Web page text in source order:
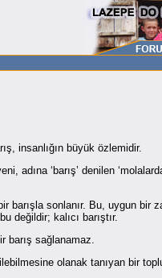
insanlığın büyük özlemidir.
adına ‘barış’ denilen
barışla sonlanır. Bu, uygun bir
değildir; kalıcı barıştır.
barış sağlanamaz.
olanak tanıyan bir